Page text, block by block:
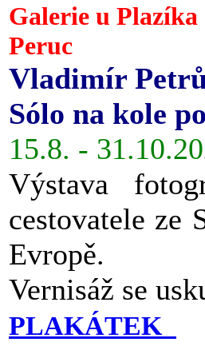
Galerie u Plazíka
Peruc
Vladimír
Sólo na kole
15.8. -
Výstava
cestovatele ze
Evropě.
Vernisáž se
PLAKÁTEK